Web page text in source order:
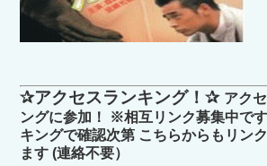
✰アクセスランキング！✰ アク
ングに参加！ ※相互リンク募集中で
キングで確認次第 こちらからもリン
ます (連絡不要）